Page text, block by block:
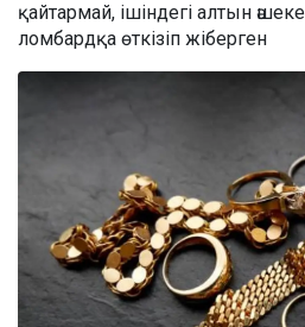
қайтармай, ішіндегі алтын
ломбардқа өткізіп жіберген